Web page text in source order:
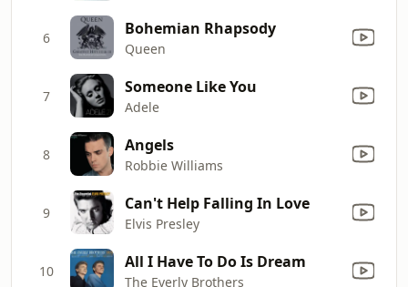
6 Bohemian Rhapsody
Queen
7 Someone Like You
Adele
8 Angels
Robbie Williams
9 Can't Help Falling In Love
Elvis Presley
10 All I Have To Do Is Dream
The Everly Brothers